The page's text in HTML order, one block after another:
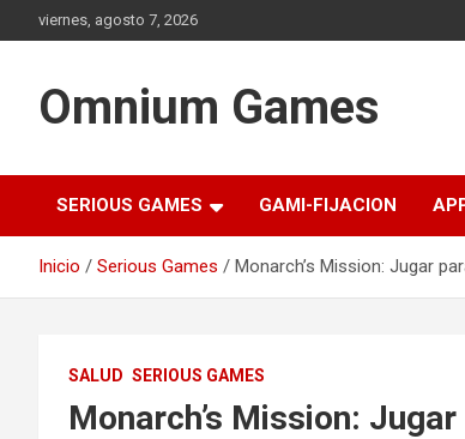
al
viernes, agosto 7, 2026
Omnium Games
SERIOUS GAMES GAMI-FIJACION
Inicio Serious Games Monarch’s Mission: Jugar
SALUD SERIOUS GAMES
Monarch’s Mission: